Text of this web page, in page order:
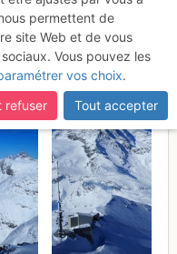
permettent de
site Web et de vous
Vous pouvez les
vos choix.
refuser
Tout accepter